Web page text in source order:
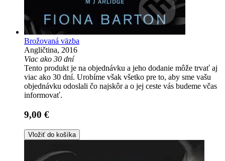
Brožovaná väzba
Angličtina, 2016
Viac ako 30 dní
Tento produkt je na objednávku a jeho dodanie môže trvať aj
viac ako 30 dní. Urobíme však všetko pre to, aby sme vašu
objednávku odoslali čo najskôr a o jej ceste vás budeme včas
informovať.
9,00 €
Vložiť do košíka